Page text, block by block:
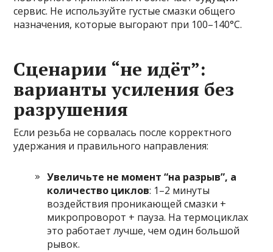
сервис. Не используйте густые смазки общего
назначения, которые выгорают при 100–140°C.
Сценарии “не идёт”:
варианты усиления без
разрушения
Если резьба не сорвалась после корректного
удержания и правильного направления:
Увеличьте не момент “на разрыв”, а
количество циклов: 1–2 минуты
воздействия проникающей смазки +
микропроворот + пауза. На термоциклах
это работает лучше, чем один большой
рывок.